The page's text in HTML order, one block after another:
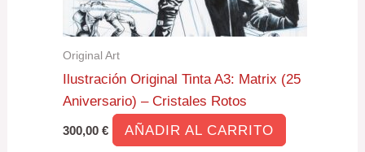
Original Art
Ilustración Original Tinta A3: Matrix (25
Aniversario) – Cristales Rotos
300,00€ AÑADIR AL CARRITO